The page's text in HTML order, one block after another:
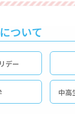
ついて
デー
中高